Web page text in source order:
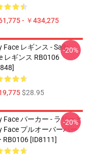
- ￥434,275
Face レギンス - Sally
レギンス RB0106
$28.95
-20%
Face パーカー - ラリーと
Face プルオーバーパー
RB0106 [ID8111]
-20%